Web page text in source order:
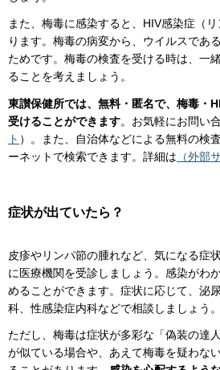
また、梅毒に感染すると、HIV感染症（
ります。梅毒の病変から、ウイルスであ
ためです。梅毒の検査を受ける時は、一
ることを考えましょう。
東讃保健所では、無料・匿名で、梅毒・
受けることができます。お気軽にお問い
ト ）。また、自治体などによる無料の検
ーネットで検索できます。詳細は （外部
症状が出ていたら？
皮疹やリンパ節の腫れなど、気になる症
に医療機関を受診しましょう。感染がわ
めることができます。症状に応じて、泌
科、性感染症内科などで相談しましょう。
ただし、梅毒は症状が多彩な「偽装の達
が似ている場合や、あえて梅毒を疑わな